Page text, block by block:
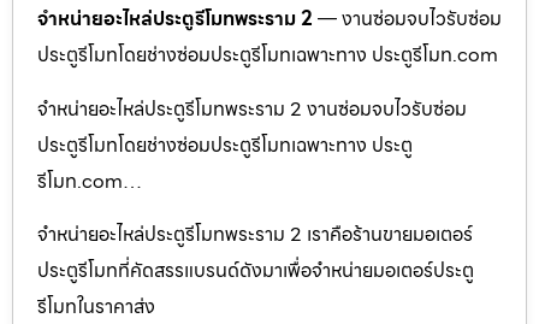
จำหน่ายอะไหล่ประตูรีโมทพระราม 2 — งานซ่อมจบไวรับซ่อม
ประตูรีโมทโดยช่างซ่อมประตูรีโมทเฉพาะทาง ประตูรีโมท.com
จำหน่ายอะไหล่ประตูรีโมทพระราม 2 งานซ่อมจบไวรับซ่อม
ประตูรีโมทโดยช่างซ่อมประตูรีโมทเฉพาะทาง ประตู
รีโมท.com…
จำหน่ายอะไหล่ประตูรีโมทพระราม 2 เราคือร้านขายมอเตอร์
ประตูรีโมทที่คัดสรรแบรนด์ดังมาเพื่อจำหน่ายมอเตอร์ประตู
รีโมทในราคาส่ง